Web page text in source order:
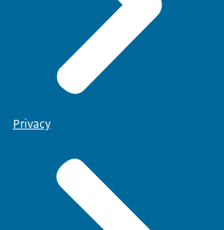
Privacy